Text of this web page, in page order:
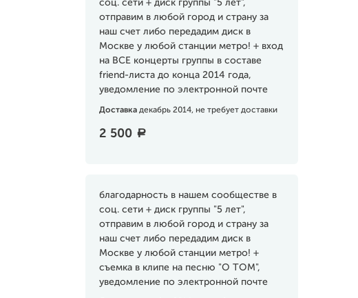
соц. сети + диск группы "5 лет",
отправим в любой город и страну за
наш счет либо передадим диск в
Москве у любой станции метро! + вход
на ВСЕ концерты группы в составе
friend-листа до конца 2014 года,
уведомление по электронной почте
Доставка декабрь 2014, не требует доставки
2 500 a
благодарность в нашем сообществе в
соц. сети + диск группы "5 лет",
отправим в любой город и страну за
наш счет либо передадим диск в
Москве у любой станции метро! +
съемка в клипе на песню "О ТОМ",
уведомление по электронной почте